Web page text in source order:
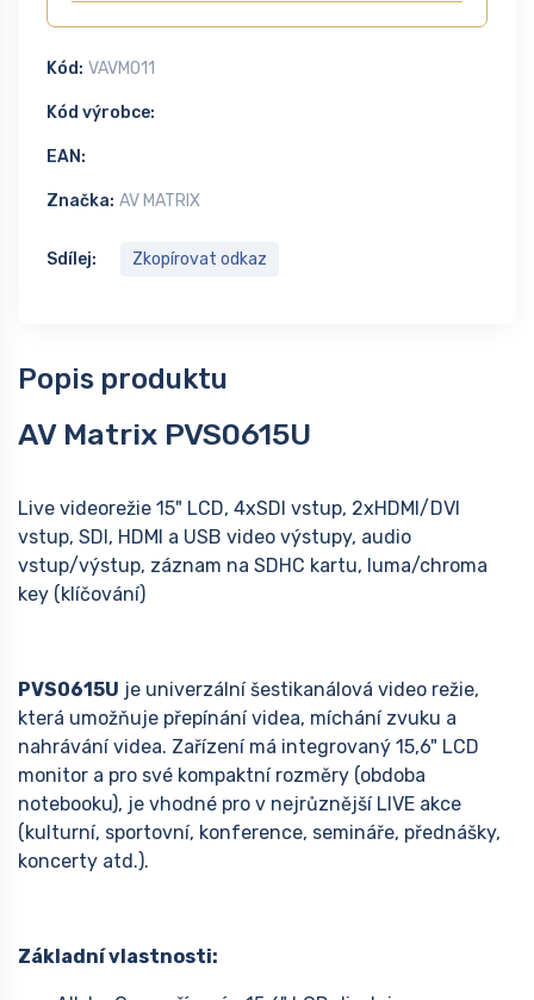
Kód: VAVM011
Kód výrobce:
EAN:
Značka: AV MATRIX
Sdílej: Zkopírovat odkaz
Popis produktu
AV Matrix PVS0615U
Live videorežie 15" LCD, 4xSDI vstup, 2xHDMI/DVI
vstup, SDI, HDMI a USB video výstupy, audio
vstup/výstup, záznam na SDHC kartu, luma/chroma
key (klíčování)
PVS0615U je univerzální šestikanálová video režie,
která umožňuje přepínání videa, míchání zvuku a
nahrávání videa. Zařízení má integrovaný 15,6" LCD
monitor a pro své kompaktní rozměry (obdoba
notebooku), je vhodné pro v nejrůznější LIVE akce
(kulturní, sportovní, konference, semináře, přednášky,
koncerty atd.).
Základní vlastnosti: